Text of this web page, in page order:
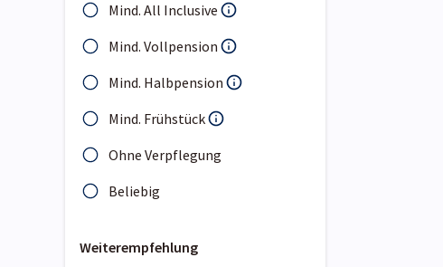
Mind. All Inclusive
Mind. Vollpension
Mind. Halbpension
Mind. Frühstück
Ohne Verpflegung
Beliebig
Weiterempfehlung